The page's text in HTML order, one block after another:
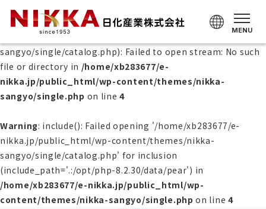
Warning: include(/home/xb283677/e-
nikka.jp/public_html/wp-content/themes/nikka-
sangyo/single/catalog.php): Failed to open stream: No such
file or directory in /home/xb283677/e-
nikka.jp/public_html/wp-content/themes/nikka-
sangyo/single.php on line4
Warning: include(): Failed opening '/home/xb283677/e-
nikka.jp/public_html/wp-content/themes/nikka-
sangyo/single/catalog.php' for inclusion
(include_path='.:/opt/php-8.2.30/data/pear') in
/home/xb283677/e-nikka.jp/public_html/wp-
content/themes/nikka-sangyo/single.php on line 4